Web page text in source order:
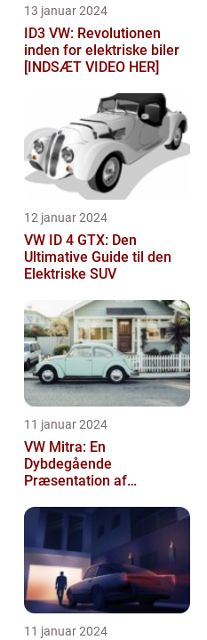
13 januar 2024
ID3 VW: Revolutionen
inden for elektriske biler
[INDSÆT VIDEO HER]
12 januar 2024
VW ID 4 GTX: Den
Ultimative Guide til den
Elektriske SUV
11 januar 2024
VW Mitra: En
Dybdegående
Præsentation af
Familiebil
11 januar 2024